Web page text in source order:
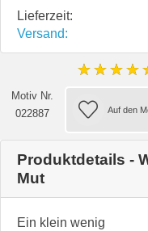
Lieferzeit:
Versand:
Motiv Nr.
022887
Produktdetails -
Mut
Ein klein wenig